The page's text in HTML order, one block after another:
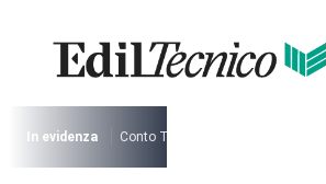
contenuto
I più cercati
In evidenza Conto Termico
I più cercati
Lorem ipsum dolor sit amet consectetur
Lorem ipsum dolor sit amet consectetur